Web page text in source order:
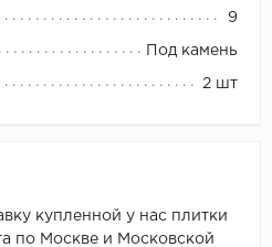
9
Под камень
2 шт
купленной у нас плитки
по Москве и Московской